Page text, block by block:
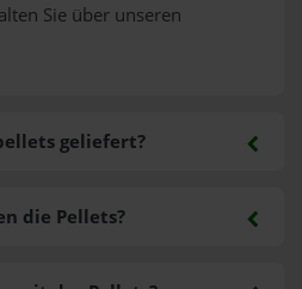
Sie über unseren
geliefert?
die Pellets?